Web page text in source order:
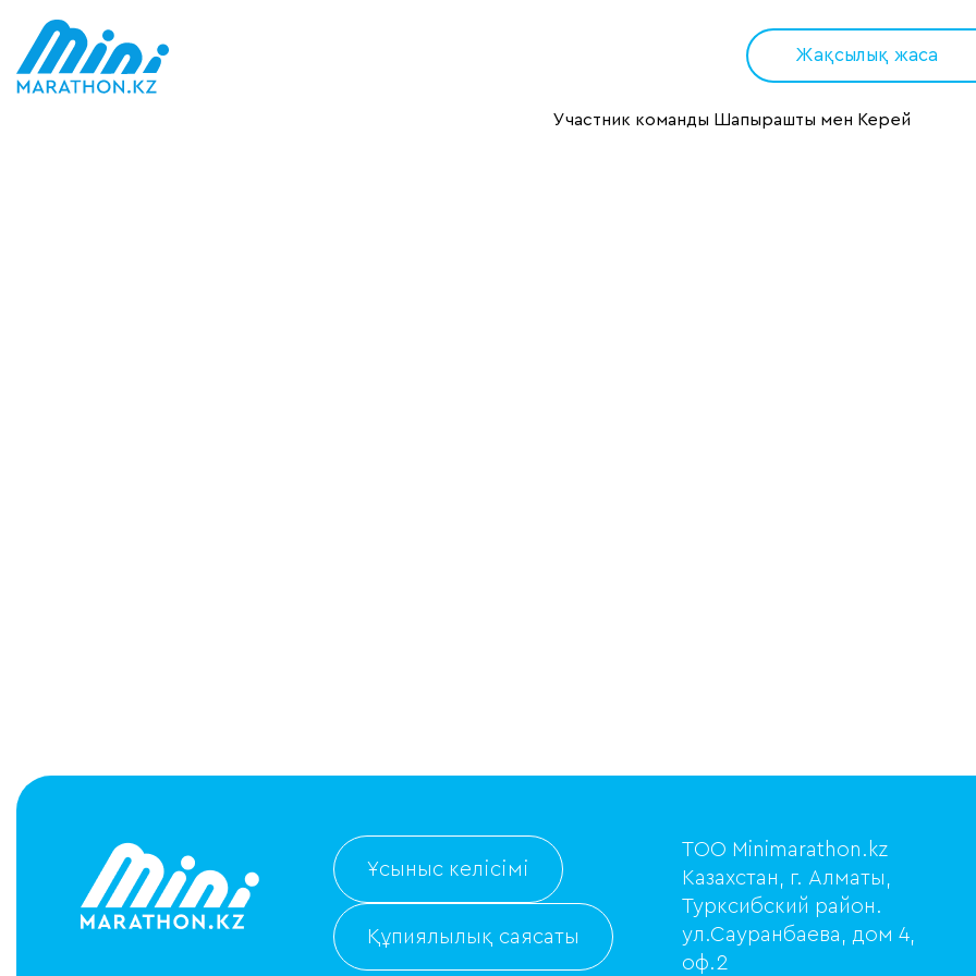
Жақсылық жаса
Участник команды Шапырашты мен Керей
Ұсыныс келісімі
Құпиялылық саясаты
ТОО Minimarathon.kz
Казахстан, г. Алматы,
Турксибский район.
ул.Сауранбаева, дом 4,
оф.2